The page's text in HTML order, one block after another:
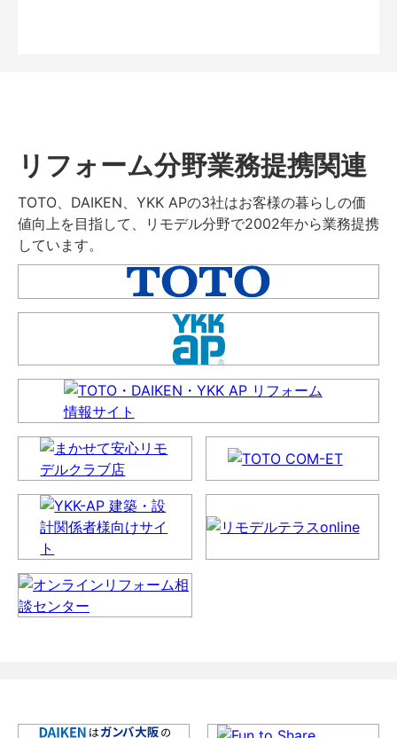
リフォーム分野業務提携関連
TOTO、DAIKEN、YKK APの3社はお客様の暮らしの価
値向上を目指して、リモデル分野で2002年から業務提携
しています。